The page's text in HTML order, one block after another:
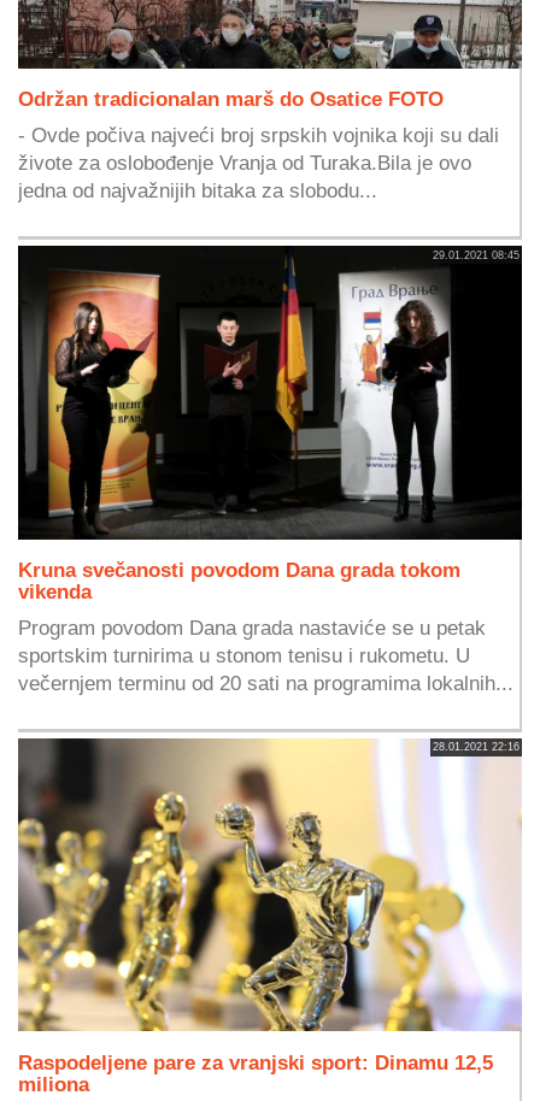
Održan tradicionalan marš do Osatice FOTO
- Ovde počiva najveći broj srpskih vojnika koji su dali
živote za oslobođenje Vranja od Turaka.Bila je ovo
jedna od najvažnijih bitaka za slobodu...
29.01.2021 08:45
Kruna svečanosti povodom Dana grada tokom
vikenda
Program povodom Dana grada nastaviće se u petak
sportskim turnirima u stonom tenisu i rukometu. U
večernjem terminu od 20 sati na programima lokalnih...
28.01.2021 22:16
Raspodeljene pare za vranjski sport: Dinamu 12,5
miliona